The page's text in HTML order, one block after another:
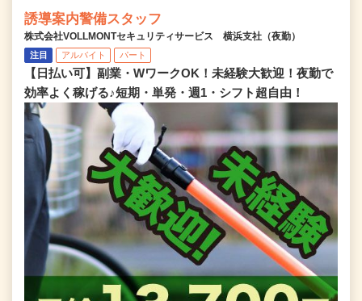
誘導案内警備スタッフ
株式会社VOLLMONTセキュリティサービス 横浜支社（夜勤）
注目 アルバイト パート
【日払い可】副業・WワークOK！未経験大歓迎！夜勤で
効率よく稼げる♪短期・単発・週1・シフト超自由！